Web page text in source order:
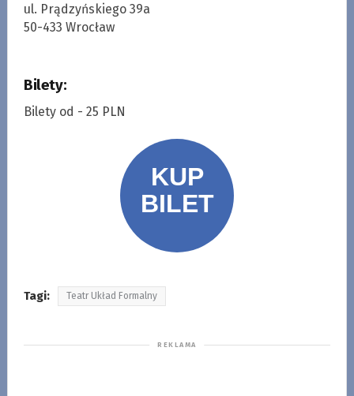
ul. Prądzyńskiego 39a
50-433 Wrocław
Bilety:
Bilety od - 25 PLN
Tagi: Teatr Układ Formalny